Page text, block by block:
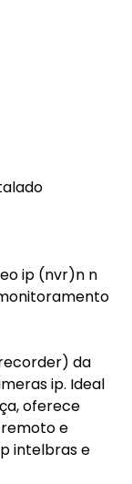
ip (nvr)n n
da
ip. Ideal
oferece
e
intelbras e